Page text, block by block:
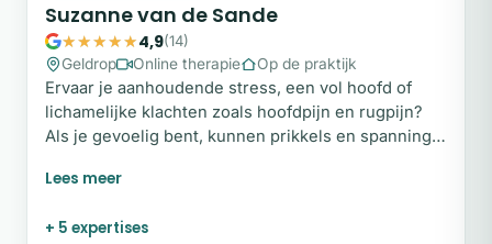
Suzanne van de Sande
4,9(14)
Geldrop
Online therapie Op de praktijk
Ervaar je aanhoudende stress, een vol hoofd of
lichamelijke klachten zoals hoofdpijn en rugpijn?
Als je gevoelig bent, kunnen prikkels en spanning
holistisch therapeut help ik je de verbinding met
en veerkracht ervaart. Vanuit aandacht en
+ 5 expertises